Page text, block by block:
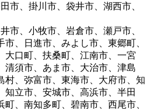
市、掛川市、袋井市、湖西市、
市、小牧市、岩倉市、瀬戸市、
、日進市、みよし市、東郷町、
大口町、扶桑町、江南市、一宮
清須市、あま市、大治市、津島
村、弥富市、東海市、大府市、知
知立市、安城市、高浜市、半田
、南知多町、碧南市、西尾市、